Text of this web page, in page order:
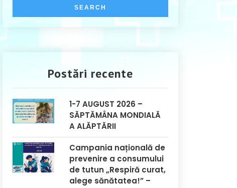
Postări recente
1-7 AUGUST 2026 –
SĂPTĂMÂNA MONDIALĂ
A ALĂPTĂRII
Campania națională de
prevenire a consumului
de tutun „Respiră curat,
alege sănătatea!” –